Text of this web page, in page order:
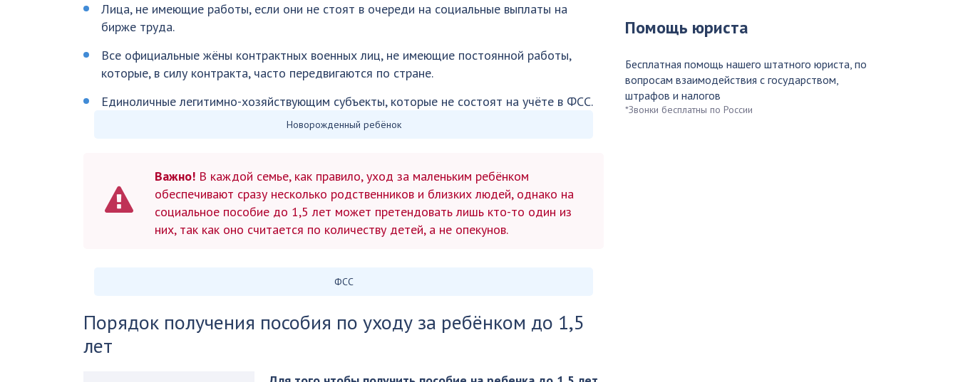
Лица, не имеющие работы, если они не стоят в очереди на социальные выплаты на
бирже труда.
Все официальные жёны контрактных военных лиц, не имеющие постоянной работы,
которые, в силу контракта, часто передвигаются по стране.
Единоличные легитимно-хозяйствующим субъекты, которые не состоят на учёте в ФСС.
Новорожденный ребёнок
Важно! В каждой семье, как правило, уход за маленьким ребёнком
обеспечивают сразу несколько родственников и близких людей, однако на
социальное пособие до 1,5 лет может претендовать лишь кто-то один из
них, так как оно считается по количеству детей, а не опекунов.
ФСС
Порядок получения пособия по уходу за ребёнком до 1,5
лет
Помощь юриста
Бесплатная помощь нашего штатного юриста, по
вопросам взаимодействия с государством,
штрафов и налогов
*Звонки бесплатны по России